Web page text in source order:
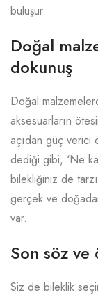
buluşur.
Doğal
dokunuş
Doğal
aksesuarların
açıdan güç verici
dediği gibi, ‘Ne
bilekliğiniz de
gerçek ve
var.
Son söz ve
Siz de bileklik